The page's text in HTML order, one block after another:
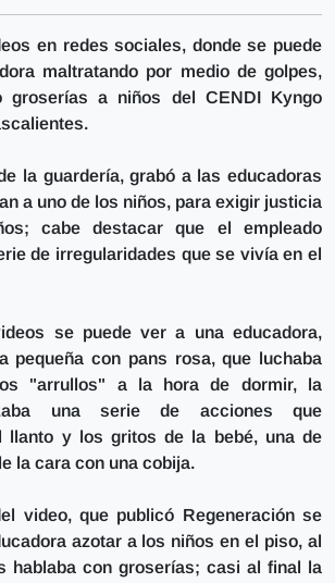
en redes sociales, dondese puede
maltratando por medio de golpes,
groserías a niños del CENDI Kyngo
la guardería,grabó a las educadoras
a uno de los niños, para exigir justicia
cabe destacar que el empleado
de irregularidades que se vivía en el
se puede ver a una educadora,
pequeña con pans rosa, que luchaba
"arrullos" a la hora de dormir, la
una serie de acciones que
llanto y los gritos de la bebé, una de
la cara con una cobija.
video, que publicó Regeneración se
azotar a los niños en el piso, al
hablaba con groserías; casi al final la